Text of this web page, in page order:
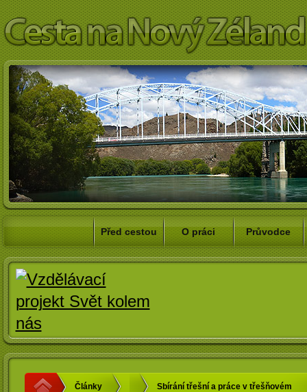
Před cestou O práci Průvodce
Články Sbírání třešní a práce v třešňovém